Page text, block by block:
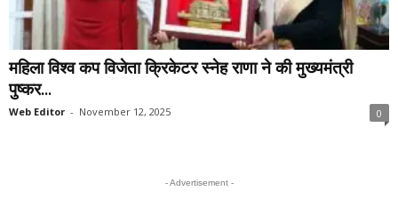
महिला विश्व कप विजेता क्रिकेटर स्नेह राणा ने की मुख्यमंत्री
पुष्कर...
Web Editor - November 12, 2025 0
- Advertisement -